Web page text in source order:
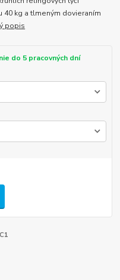
kg a tlmeným dovieraním
popis
do 5 pracovných dní